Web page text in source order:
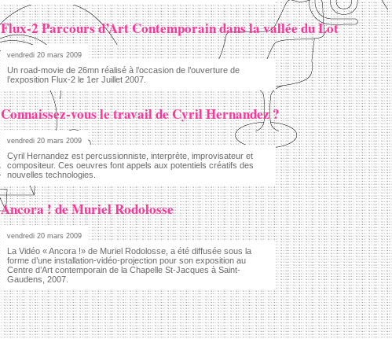
Flux-2 Parcours d’Art Contemporain dans la vallée du Lot
vendredi 20 mars 2009
Un road-movie de 26mn réalisé à l’occasion de l’ouverture de
l’exposition Flux-2 le 1er Juillet 2007.
Connaissez-vous le travail de Cyril Hernandez ?
vendredi 20 mars 2009
Cyril Hernandez est percussionniste, interprète, improvisateur et
compositeur. Ces oeuvres font appels aux potentiels créatifs des
nouvelles technologies.
Ancora ! de Muriel Rodolosse
vendredi 20 mars 2009
La Vidéo « Ancora !» de Muriel Rodolosse, a été diffusée sous la
forme d’une installation-vidéo-projection pour son exposition au
Centre d’Art contemporain de la Chapelle St-Jacques à Saint-
Gaudens, 2007.